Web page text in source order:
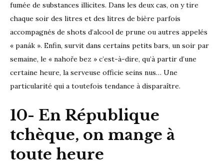
fumée de substances illicites. Dans les deux cas, on y tire
chaque soir des litres et des litres de bière parfois
accompagnés de shots d’alcool de prune ou autres appelés
« panák ». Enfin, survit dans certains petits bars, un soir par
semaine, le « nahoře bez » c’est-à-dire, qu’à partir d’une
certaine heure, la serveuse officie seins nus… Une
particularité qui a toutefois tendance à disparaître.
10- En République
tchèque, on mange à
toute heure